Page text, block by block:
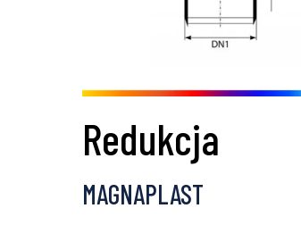
Redukcja
MAGNAPLAST